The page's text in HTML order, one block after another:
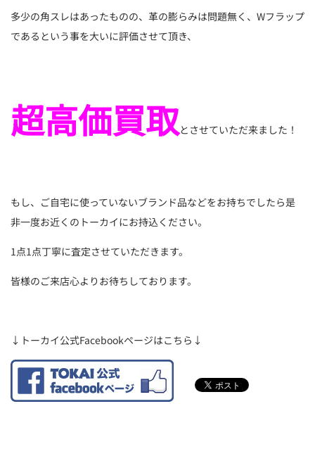
多少の角スレはあったものの、革の膨らみは問題無く、Wフラップ
であるという事を大いに評価させて頂き、
超高価買取とさせていただ来ました！
もし、ご自宅に使っていないブランド品などをお持ちでしたら是
非一度お近くのトーカイにお持込ください。
1点1点丁寧に査定させていただきます。
皆様のご来店心よりお待ちしております。
↓トーカイ公式Facebookページはこちら↓